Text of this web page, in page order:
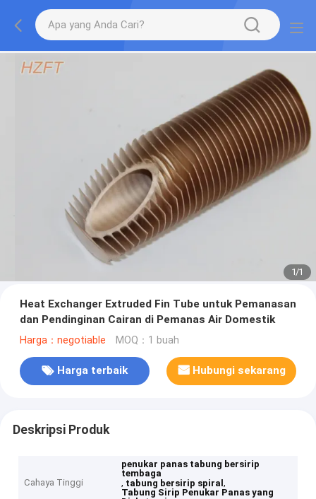
1/1
Heat Exchanger Extruded Fin Tube untuk Pemanasan
dan Pendinginan Cairan di Pemanas Air Domestik
Harga：negotiable MOQ：1 buah
Harga terbaik Hubungi sekarang
Deskripsi Produk
Cahaya Tinggi
penukar panas tabung bersirip
tembaga
, tabung bersirip spiral,
Tabung Sirip Penukar Panas yang